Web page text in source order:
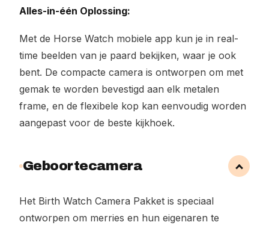
Alles-in-één Oplossing:
Met de Horse Watch mobiele app kun je in real-
time beelden van je paard bekijken, waar je ook
bent. De compacte camera is ontworpen om met
gemak te worden bevestigd aan elk metalen
frame, en de flexibele kop kan eenvoudig worden
aangepast voor de beste kijkhoek.
Geboortecamera
Het Birth Watch Camera Pakket is speciaal
ontworpen om merries en hun eigenaren te